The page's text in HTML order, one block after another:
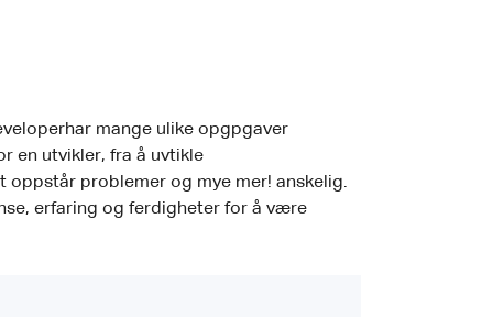
mange ulike opgpgaver
en utvikler, fra å uvtikle
problemer og mye mer! anskelig.
erfaring og ferdigheter for å være